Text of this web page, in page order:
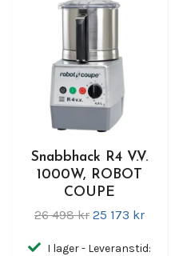
Snabbhack R4 V.V.
1000W, ROBOT
COUPE
26 498 kr 25 173 kr
I lager - Leveranstid: